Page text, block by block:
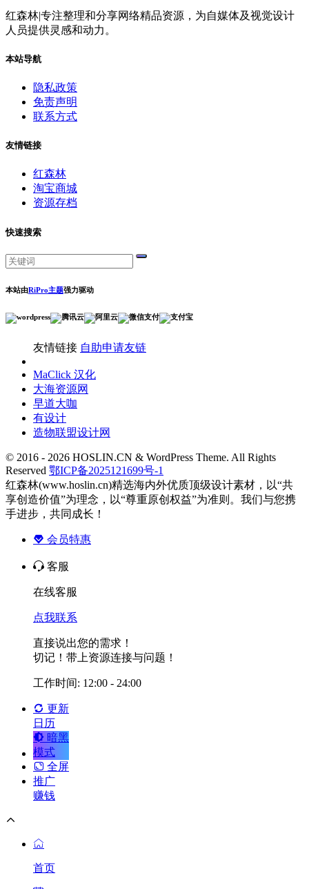
红森林|专注整理和分享网络精品资源，为自媒体及视觉设计
人员提供灵感和动力。
本站导航
隐私政策
免责声明
联系方式
友情链接
红森林
淘宝商城
资源存档
快速搜索
本站由RiPro主题强力驱动
友情链接 自助申请友链
MaClick 汉化
大海资源网
早道大咖
有设计
造物联盟设计网
© 2016 - 2026 HOSLIN.CN & WordPress Theme. All Rights
Reserved 鄂ICP备2025121699号-1
红森林(www.hoslin.cn)精选海内外优质顶级设计素材，以“共
享创造价值”为理念，以“尊重原创权益”为准则。我们与您携
手进步，共同成长！
会员特惠
客服
在线客服
点我联系
直接说出您的需求！
切记！带上资源连接与问题！
工作时间: 12:00 - 24:00
更新
日历
暗黑
模式
全屏
推广
赚钱
首页